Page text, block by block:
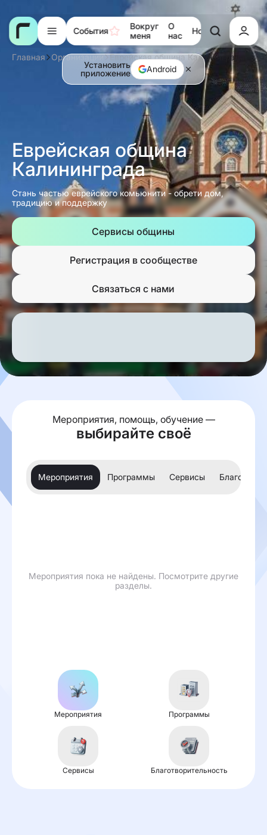
События
Вокруг
меня
О
нас
Новости Тора
Установить
приложение
Android
Главная Организации Еврейская община Калининграда
Еврейская община
Калининграда
Стань частью еврейского комьюнити - обрети дом,
традицию и поддержку
Сервисы общины
Регистрация в сообществе
Связаться с нами
Мероприятия, помощь, обучение —
выбирайте своё
Мероприятия Программы Сервисы
Мероприятия пока не найдены. Посмотрите другие
разделы.
Мероприятия Программы
Сервисы Благотворительность